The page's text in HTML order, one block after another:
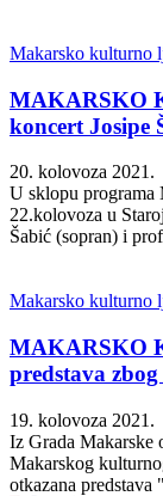
Makarsko kulturno
MAKARSKO
koncert Josipe
20. kolovoza 2021.
U sklopu programa
22.kolovoza u
Šabić (sopran) i
Makarsko kulturno
MAKARSKO
predstava
19. kolovoza 2021.
Iz Grada Makarske
Makarskog
otkazana predstava